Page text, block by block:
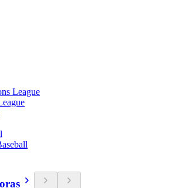
League